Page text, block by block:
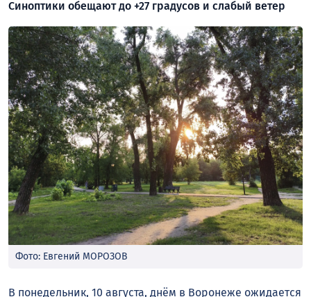
Синоптики обещают до +27 градусов и слабый ветер
Фото: Евгений МОРОЗОВ
В понедельник, 10 августа, днём в Воронеже ожидается